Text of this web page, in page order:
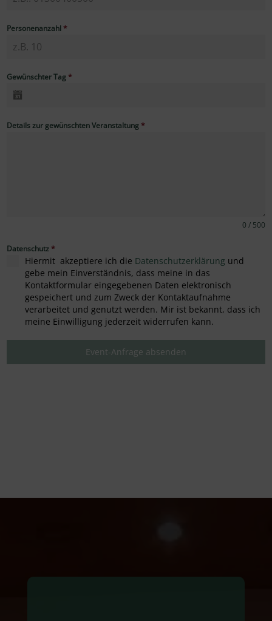
Personenanzahl *
Gewünschter Tag *
Details zur gewünschten Veranstaltung *
0 / 500
Datenschutz *
Hiermit akzeptiere ich die Datenschutzerklärung und
gebe mein Einverständnis, dass meine in das
Kontaktformular eingegebenen Daten elektronisch
gespeichert und zum Zweck der Kontaktaufnahme
verarbeitet und genutzt werden. Mir ist bekannt, dass ich
meine Einwilligung jederzeit widerrufen kann.
Event-Anfrage absenden